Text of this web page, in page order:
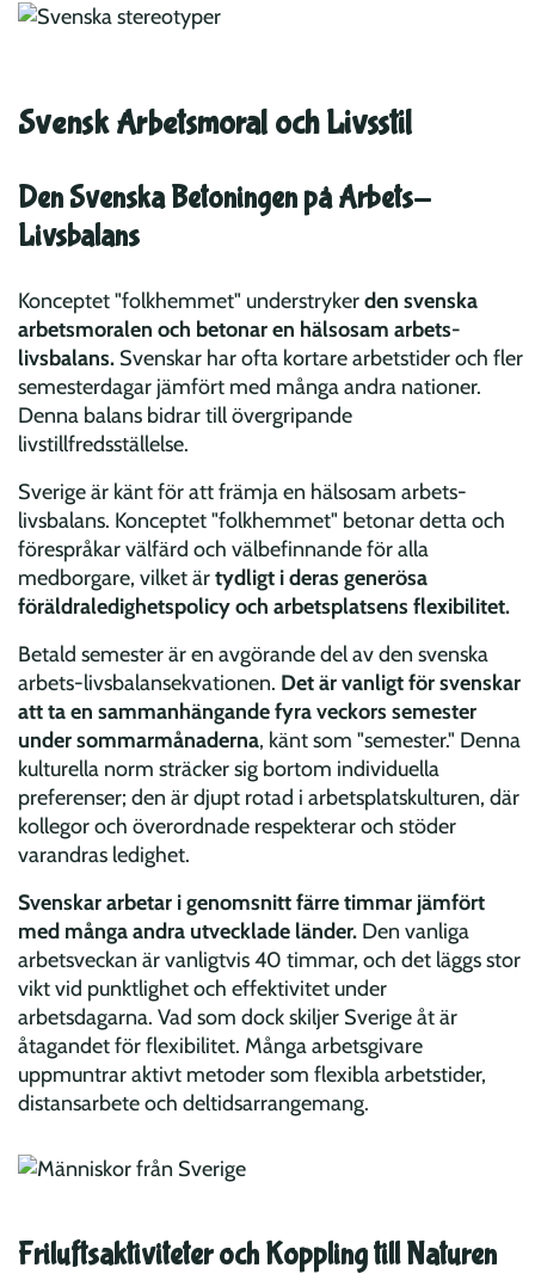
Svensk Arbetsmoral och Livsstil
Den Svenska Betoningen på Arbets-
Livsbalans
Konceptet "folkhemmet" understrykerden svenska
arbetsmoralen och betonar en hälsosam arbets-
livsbalans. Svenskar har ofta kortare arbetstider och fler
semesterdagar jämfört med många andra nationer.
Denna balans bidrar till övergripande
livstillfredsställelse.
Sverige är känt för att främja en hälsosam arbets-
livsbalans. Konceptet "folkhemmet" betonar detta och
förespråkar välfärd och välbefinnande för alla
medborgare, vilket ärtydligt i deras generösa
föräldraledighetspolicy och arbetsplatsens flexibilitet.
Betald semester är en avgörande del av den svenska
arbets-livsbalansekvationen. Det är vanligt för svenskar
att ta en sammanhängande fyra veckors semester
under sommarmånaderna, känt som "semester." Denna
kulturella norm sträcker sig bortom individuella
preferenser; den är djupt rotad i arbetsplatskulturen, där
kollegor och överordnade respekterar och stöder
varandras ledighet.
Svenskar arbetar i genomsnitt färre timmar jämfört
med många andra utvecklade länder. Den vanliga
arbetsveckan är vanligtvis 40 timmar, och det läggs stor
vikt vid punktlighet och effektivitet under
arbetsdagarna. Vad som dock skiljer Sverige åt är
åtagandet för flexibilitet. Många arbetsgivare
uppmuntrar aktivt metoder som flexibla arbetstider,
distansarbete och deltidsarrangemang.
Friluftsaktiviteter och Koppling till Naturen